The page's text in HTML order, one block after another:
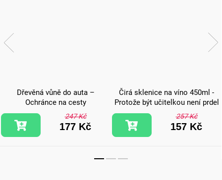
Dřevěná vůně do auta –
Ochránce na cesty
247 Kč
177 Kč
Čirá sklenice na víno 450ml -
Protože být učitelkou není prdel
257 Kč
157 Kč